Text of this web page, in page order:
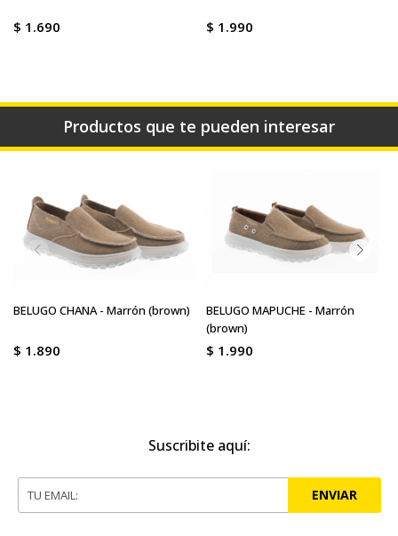
$ 1.690 $ 1.990
Productos que te pueden interesar
BELUGO CHANA - Marrón (brown)
$ 1.890
BELUGO MAPUCHE - Marrón
(brown)
$ 1.990
Suscribite aquí:
ENVIAR